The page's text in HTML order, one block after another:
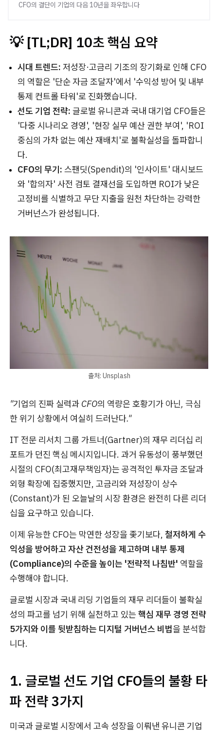
CFO의 결단이 기업의 다음 10년을 좌우합니다
💡 [TL;DR] 10초 핵심 요약
시대 트렌드: 저성장·고금리 기조의 장기화로 인해 CFO
의 역할은 '단순 자금 조달자'에서 '수익성 방어 및 내부
통제 컨트롤 타워'로 진화했습니다.
선도 기업 전략: 글로벌 유니콘과 국내 대기업 CFO들은
'다중 시나리오 경영', '현장 실무 예산 권한 부여', 'ROI
중심의 가차 없는 예산 재배치'로 불확실성을 돌파합니
다.
CFO의 무기: 스팬딧(Spendit)의 '인사이트' 대시보드
와 '합의자' 사전 검토 결재선을 도입하면 ROI가 낮은
고정비를 식별하고 무단 지출을 원천 차단하는 강력한
거버넌스가 완성됩니다.
출처: Unsplash
"기업의 진짜 실력과 CFO의 역량은 호황기가 아닌, 극심
한 위기 상황에서 여실히 드러난다."
IT 전문 리서치 그룹 가트너(Gartner)의 재무 리더십 리
포트가 던진 핵심 메시지입니다. 과거 유동성이 풍부했던
시절의 CFO(최고재무책임자)는 공격적인 투자금 조달과
외형 확장에 집중했지만, 고금리와 저성장이 상수
(Constant)가 된 오늘날의 시장 환경은 완전히 다른 리더
십을 요구하고 있습니다.
이제 유능한 CFO는 막연한 성장을 좇기보다, 철저하게 수
익성을 방어하고 자산 건전성을 제고하며 내부 통제
(Compliance)의 수준을 높이는 '전략적 나침반' 역할을
수행해야 합니다.
글로벌 시장과 국내 리딩 기업들의 재무 리더들이 불확실
성의 파고를 넘기 위해 실천하고 있는 핵심 재무 경영 전략
5가지와 이를 뒷받침하는 디지털 거버넌스 비법을 분석합
니다.
1. 글로벌 선도 기업 CFO들의 불황 타
파 전략 3가지
미국과 글로벌 시장에서 고속 성장을 이뤄낸 유니콘 기업